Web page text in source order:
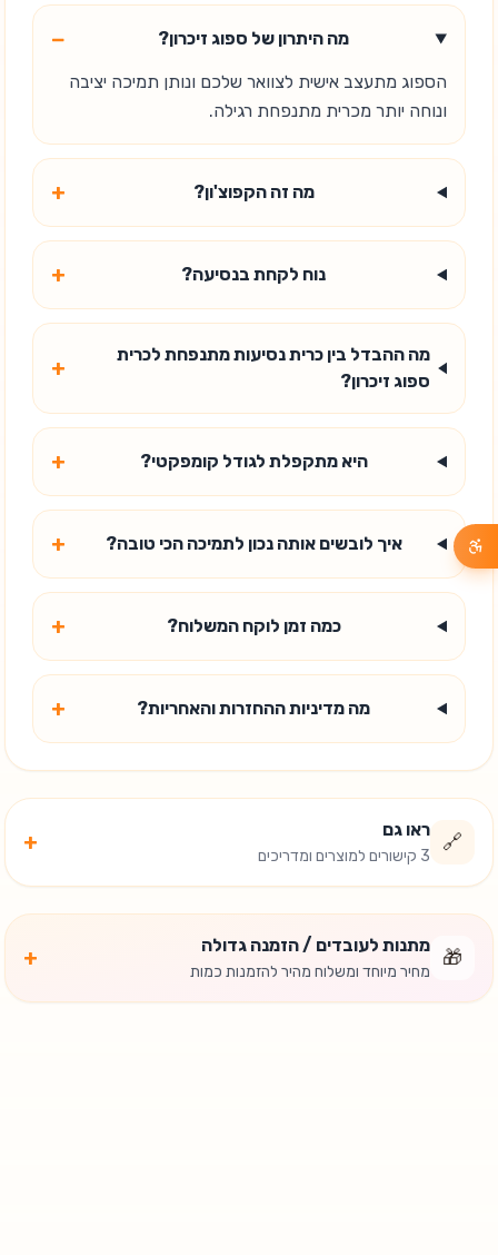
מה היתרון של ספוג זיכרון? −
הספוג מתעצב אישית לצוואר שלכם ונותן תמיכה יציבה
ונוחה יותר מכרית מתנפחת רגילה.
מה זה הקפוצ'ון? +
נוח לקחת בנסיעה? +
מה ההבדל בין כרית נסיעות מתנפחת לכרית
ספוג זיכרון?
+
היא מתקפלת לגודל קומפקטי? +
איך לובשים אותה נכון לתמיכה הכי טובה? +
כמה זמן לוקח המשלוח? +
מה מדיניות ההחזרות והאחריות? +
🔗
ראו גם
3 קישורים למוצרים ומדריכים
+
🎁
מתנות לעובדים / הזמנה גדולה
מחיר מיוחד ומשלוח מהיר להזמנות כמות
+